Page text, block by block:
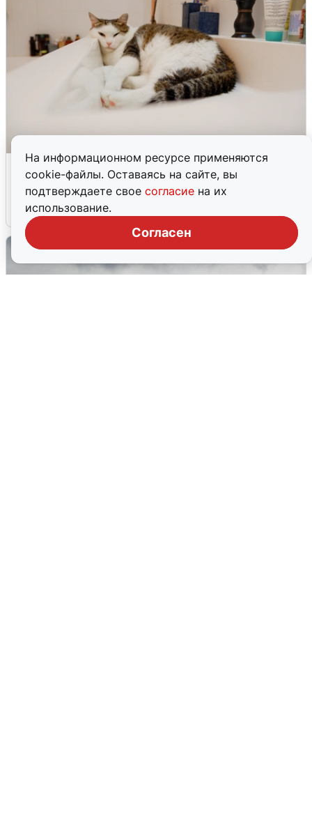
На информационном ресурсе применяются
cookie-файлы. Оставаясь на сайте, вы
подтверждаете свое согласие на их
использование.
Согласен
Екатеринбуржцам объяснили, когда
вернут воду
8 августа 0